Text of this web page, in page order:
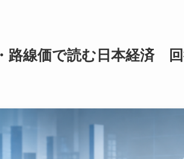
路線価で読む日本経済